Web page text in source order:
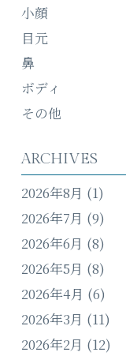
小顔
目元
鼻
ボディ
その他
ARCHIVES
2026年8月 (1)
2026年7月 (9)
2026年6月 (8)
2026年5月 (8)
2026年4月 (6)
2026年3月 (11)
2026年2月 (12)